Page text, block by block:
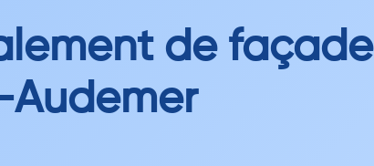
de façade
Audemer